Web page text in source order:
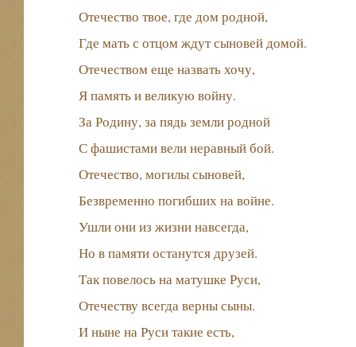
Отечество твое, где дом родной,
Где мать с отцом ждут сыновей домой.
Отечеством еще назвать хочу,
Я память и великую войну.
За Родину, за пядь земли родной
С фашистами вели неравный бой.
Отечество, могилы сыновей,
Безвременно погибших на войне.
Ушли они из жизни навсегда,
Но в памяти останутся друзей.
Так повелось на матушке Руси,
Отечеству всегда верны сыны.
И ныне на Руси такие есть,